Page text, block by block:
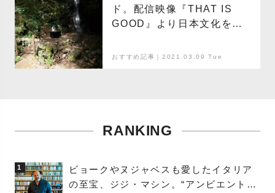
ド。配信映像『THAT IS
GOOD』より日本文化を世
おすすめ記事｜2021.03.09 Tue
RANKING
1
ビョークやヌジャベスも愛したイタリア
の至宝、ジジ・マシン。“アンビエントの